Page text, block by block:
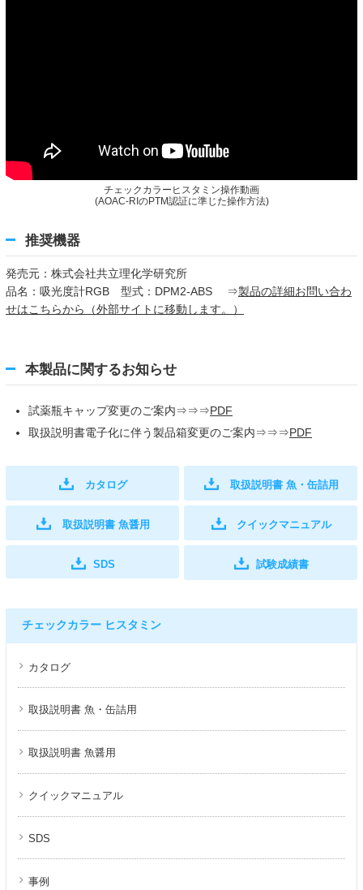
チェックカラーヒスタミン操作動画
(AOAC-RIのPTM認証に準じた操作方法)
推奨機器
発売元：株式会社共立理化学研究所
品名：吸光度計RGB 型式：DPM2-ABS ⇒製品の詳細お問い合わ
せはこちらから（外部サイトに移動します。）
本製品に関するお知らせ
試薬瓶キャップ変更のご案内⇒⇒⇒PDF
取扱説明書電子化に伴う製品箱変更のご案内⇒⇒⇒PDF
カタログ 取扱説明書 魚・缶詰用
取扱説明書 魚醤用 クイックマニュアル
SDS 試験成績書
チェックカラー ヒスタミン
カタログ
取扱説明書 魚・缶詰用
取扱説明書 魚醤用
クイックマニュアル
SDS
事例